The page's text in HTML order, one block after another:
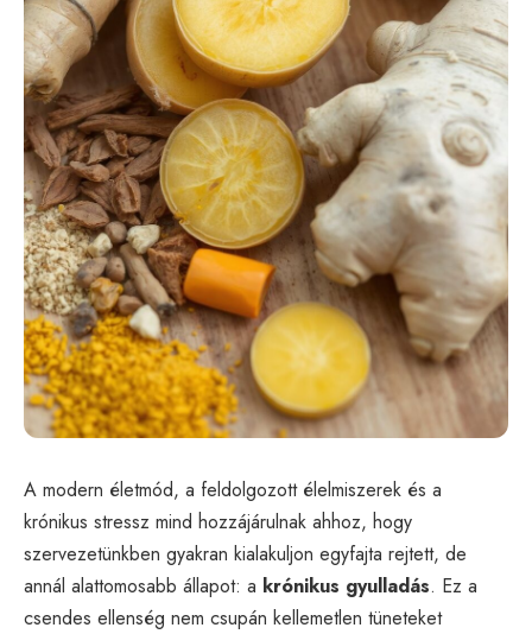
A modern életmód, a feldolgozott élelmiszerek és a
krónikus stressz mind hozzájárulnak ahhoz, hogy
szervezetünkben gyakran kialakuljon egyfajta rejtett, de
annál alattomosabb állapot: a krónikus gyulladás. Ez a
csendes ellenség nem csupán kellemetlen tüneteket